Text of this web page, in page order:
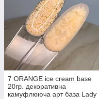
7 ORANGE ice cream base
20гр. декоративна
камуфлююча арт база Lady